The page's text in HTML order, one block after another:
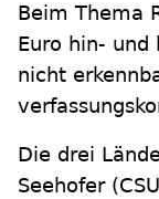
Beim Thema
Euro hin- und
nicht
Die drei
Seehofer